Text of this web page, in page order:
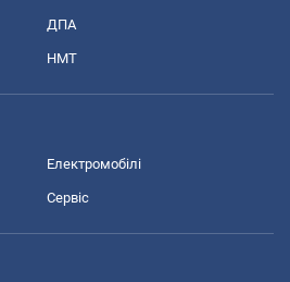
ДПА
НМТ
Електромобілі
Сервіс